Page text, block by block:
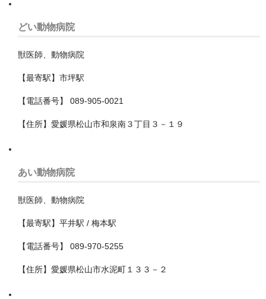
南埼玉郡宮代町
吉川市
和光市
坂戸市
大里郡寄居町
川口市
川越市
幸手市
どい動物病院
獣医師、動物病院
【最寄駅】市坪駅
【電話番号】 089-905-0021
【住所】愛媛県松山市和泉南３丁目３－１９
あい動物病院
獣医師、動物病院
【最寄駅】平井駅 / 梅本駅
【電話番号】 089-970-5255
【住所】愛媛県松山市水泥町１３３－２